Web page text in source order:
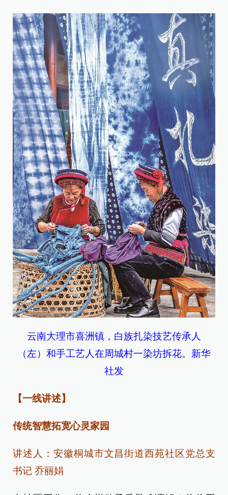
云南大理市喜洲镇，白族扎染技艺传承人
（左）和手工艺人在周城村一染坊拆花。新华
社发
【一线讲述】
传统智慧拓宽心灵家园
讲述人：安徽桐城市文昌街道西苑社区党总支
书记 乔丽娟